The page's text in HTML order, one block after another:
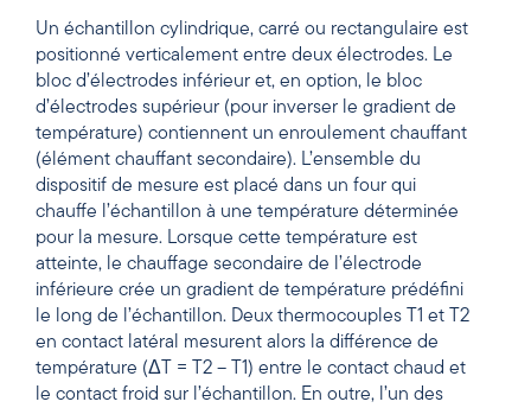
Un échantillon cylindrique, carré ou rectangulaire est
positionné verticalement entre deux électrodes. Le
bloc d’électrodes inférieur et, en option, le bloc
d’électrodes supérieur (pour inverser le gradient de
température) contiennent un enroulement chauffant
(élément chauffant secondaire). L’ensemble du
dispositif de mesure est placé dans un four qui
chauffe l’échantillon à une température déterminée
pour la mesure. Lorsque cette température est
atteinte, le chauffage secondaire de l’électrode
inférieure crée un gradient de température prédéfini
le long de l’échantillon. Deux thermocouples T1 et T2
en contact latéral mesurent alors la différence de
température (ΔT = T2 – T1) entre le contact chaud et
le contact froid sur l’échantillon. En outre, l’un des